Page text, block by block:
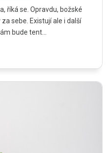
říká se. Opravdu, božské
sebe. Existují ale i další
bude tent...